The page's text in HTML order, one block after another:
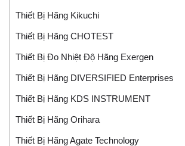
Thiết Bị Hãng Kikuchi
Thiết Bị Hãng CHOTEST
Thiết Bị Đo Nhiệt Độ Hãng Exergen
Thiết Bị Hãng DIVERSIFIED Enterprises
Thiết Bị Hãng KDS INSTRUMENT
Thiết Bị Hãng Orihara
Thiết Bị Hãng Agate Technology